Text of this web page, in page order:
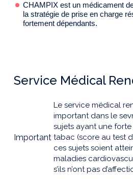
CHAMPIX est un médicament
la stratégie de prise en charge
fortement dépendants.
Service Médical
Important
Le service médical
important dans le
sujets ayant une
tabac (score au test
ces sujets soient
maladies
s’ils n’ont pas